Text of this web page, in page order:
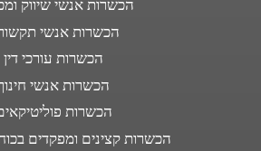
הכשרות אנשי שיווק
הכשרות אנשי
הכשרות עורכי דין
הכשרות אנשי
הכשרות
הכשרות קצינים ומפקדים